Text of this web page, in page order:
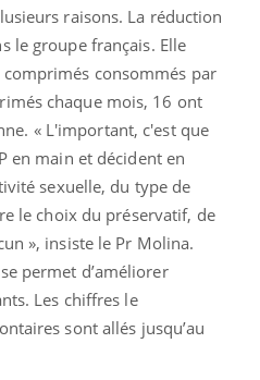
raisons. La réduction
le groupe français. Elle
consommés par
chaque mois, 16 ont
« L'important, c'est que
en main et décident en
sexuelle, du type de
le choix du préservatif, de
», insiste le Pr Molina.
permet d’améliorer
Les chiffres le
sont allés jusqu’au